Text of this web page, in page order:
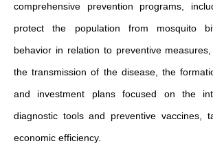
comprehensive prevention programs,
protect the population from mosquito
behavior in relation to preventive
the transmission of the disease, the
and investment plans focused on the
diagnostic tools and preventive vaccines,
economic efficiency.